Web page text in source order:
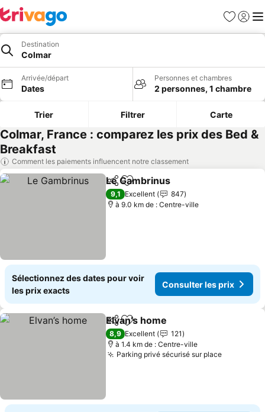
Favoris
Se
Destination
Colmar
Arrivée/départ
Dates
Personnes et chambres
2 personnes, 1 chambre
Trier Filtrer Carte
Colmar, France : comparez les prix des Bed &
Breakfast
Comment les paiements influencent notre classement
PartagerAjouter à mes favoris
Le Gambrinus
9,1 Excellent
847
à 9.0 km de : Centre-ville
Sélectionnez des dates pour voir
les prix exacts
Consulter les prix
PartagerAjouter à mes favoris
Elvan’s home
8,9 Excellent
121
à 1.4 km de : Centre-ville
Parking privé sécurisé sur place